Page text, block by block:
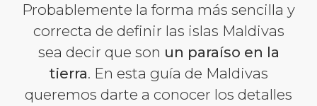
Probablemente la forma más sencilla y
correcta de definir las islas Maldivas
sea decir que son un paraíso en la
tierra. En esta guía de Maldivas
queremos darte a conocer los detalles